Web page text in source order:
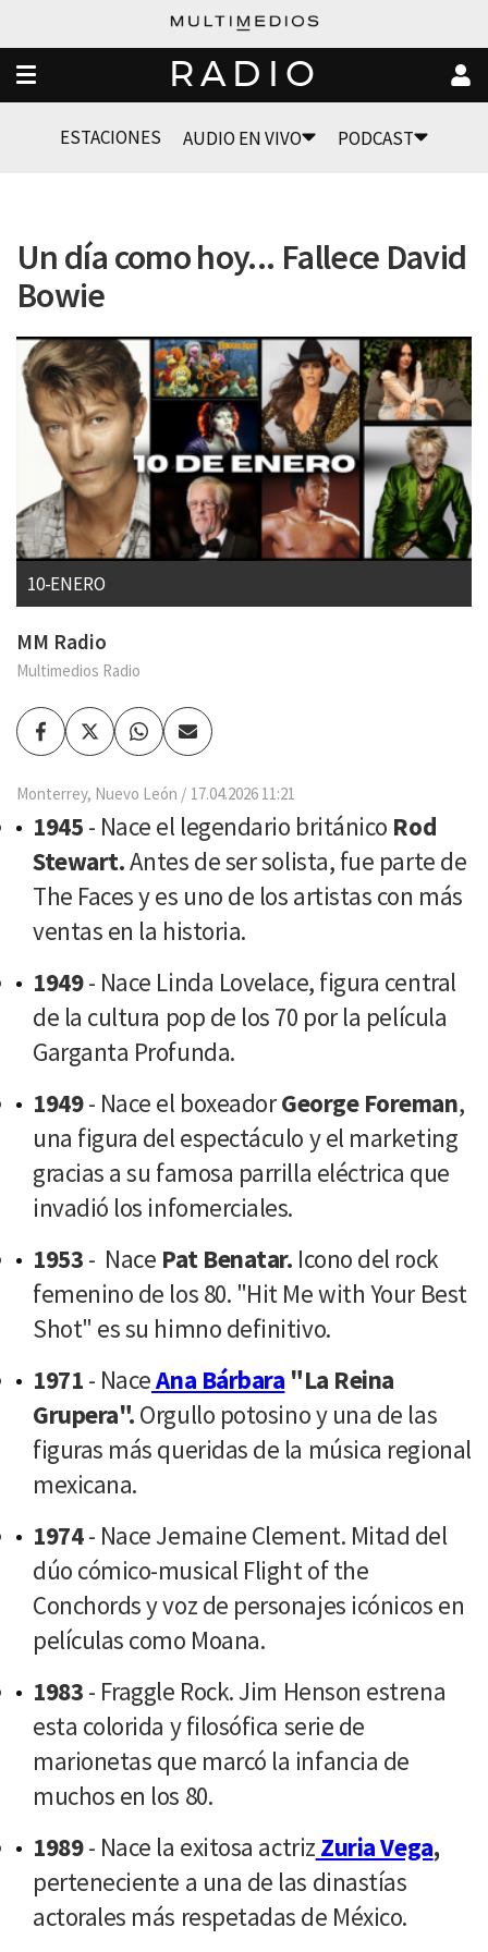
RADIO
ESTACIONES AUDIO EN VIVO PODCAST
Un día como hoy... Fallece David
Bowie
10-ENERO
MM Radio
Multimedios Radio
FacebookTwitterWhatsapp
Enviar
por
Monterrey, Nuevo León 17.04.2026 11:21
1945 - Nace el legendario británico Rod
Stewart.Antes de ser solista, fue parte de
The Faces y es uno de los artistas con más
ventas en la historia.
1949- Nace Linda Lovelace, figura central
de la cultura pop de los 70 por la película
Garganta Profunda.
1949- Nace el boxeadorGeorge Foreman,
una figura del espectáculo y el marketing
gracias a su famosa parrilla eléctrica que
invadió los infomerciales.
1953 - Nace Pat Benatar. Icono del rock
femenino de los 80. "Hit Me with Your Best
Shot" es su himno definitivo.
1971 - NaceAna Bárbara "La Reina
Grupera". Orgullo potosino y una de las
figuras más queridas de la música regional
mexicana.
1974- Nace Jemaine Clement. Mitad del
dúo cómico-musical Flight of the
Conchords y voz de personajes icónicos en
películas como Moana.
1983 - Fraggle Rock. Jim Henson estrena
esta colorida y filosófica serie de
marionetas que marcó la infancia de
muchos en los 80.
1989- Nace la exitosa actriz Zuria Vega,
perteneciente a una de las dinastías
actorales más respetadas de México.